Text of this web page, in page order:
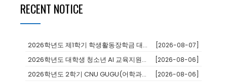
RECENT NOTICE
2026학년도 제1학기 학생활동장학금 대상자 추천 [2026-08-07]
2026학년도 대학생 청소년 AI 교육지원사업 장학생 [2026-08-06]
2026학년도 2학기 CNU GUGU(어학과정 및 단기연수)프로그램 참가... [2026-08-06]